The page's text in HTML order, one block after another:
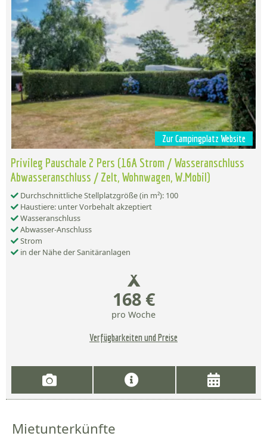
Zur Campingplatz Website
Privileg Pauschale 2 Pers (16A Strom / Wasseranschluss
Abwasseranschluss / Zelt, Wohnwagen, W.Mobil)
Durchschnittliche Stellplatzgröße (in m²): 100
Haustiere: unter Vorbehalt akzeptiert
Wasseranschluss
Abwasser-Anschluss
Strom
in der Nähe der Sanitäranlagen
168 €
pro Woche
Verfügbarkeiten und Preise
Mietunterkünfte